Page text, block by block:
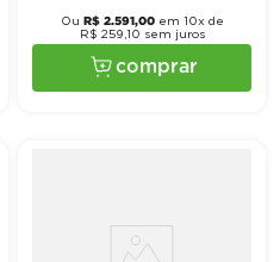
Ou R$ 2.591,00em 10x de
R$ 259 10 sem juros
comprar